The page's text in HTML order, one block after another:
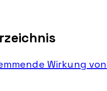
Wirkung von